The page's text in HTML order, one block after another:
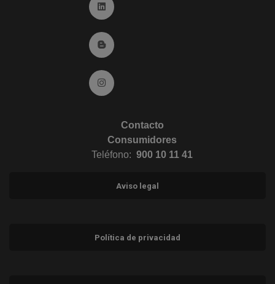
Ir a Linkedin (abre en ventana nueva)
Ir al Blog (abre en ventana nueva)
Ir a Instagram (abre en ventana nueva)
Contacto
Consumidores
Teléfono: 900 10 11 41
Aviso legal
Política de privacidad